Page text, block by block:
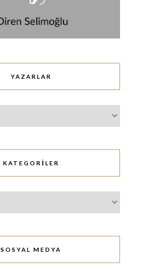
YAZARLAR
KATEGORILER
SOSYAL MEDYA